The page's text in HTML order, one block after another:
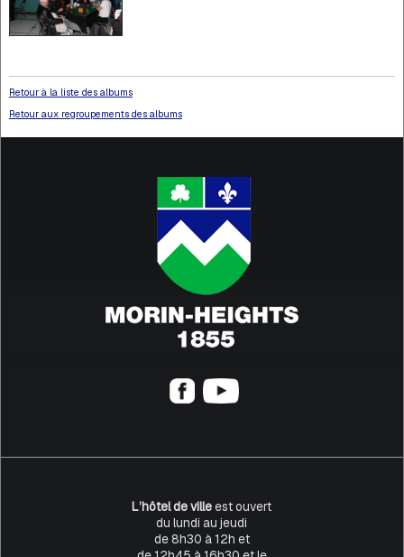
Retour à la liste des albums
Retour aux regroupements des albums
L’hôtel de villeest ouvert
du lundi au jeudi
de 8h30 à 12h et